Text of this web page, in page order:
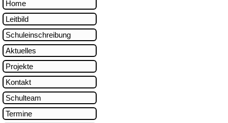
Home
Leitbild
Schuleinschreibung
Aktuelles
Projekte
Kontakt
Schulteam
Termine